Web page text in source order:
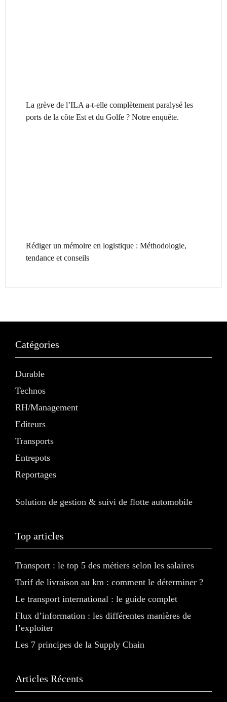
La grève de l’ILA a-t-elle complètement paralysé les
ports de la côte Est et du Golfe ? Notre enquête.
Rédiger un mémoire en logistique : Méthodologie,
tendance et conseils
Catégories
Durable
Technos
RH/Management
Editeurs
Transports
Entrepots
Reportages
Solution de gestion & suivi de flotte automobile
Top articles
Transport : le top 5 des métiers selon les salaires
Tarif de livraison au km : comment le déterminer ?
Le transport international : le guide complet
Flux d’information : les différentes manières de
l’exploiter
Les 7 principes de la Supply Chain
Articles Récents